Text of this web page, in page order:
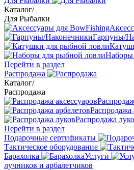
Каталог/
Для Рыбалки
Гарпуны/
Наборы
Перейти в раздел
Распродажа
Каталог/
Распродажа
Распродажа
Распродажа
Перейти в раздел
Подарочные сертификаты
Тактическое оборудование
Барахолка
Услуги
лучников и арбалетчиков